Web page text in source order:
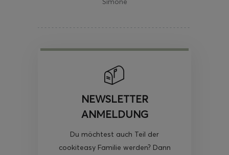
NEWSLETTER
ANMELDUNG
Du möchtest auch Teil der
cookiteasy Familie werden? Dann